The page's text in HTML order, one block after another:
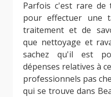
Parfois c'est rare
pour effectuer une
traitement et de
que nettoyage et
sachez qu'il est
dépenses relatives à
professionnels pas
qui se trouve dans